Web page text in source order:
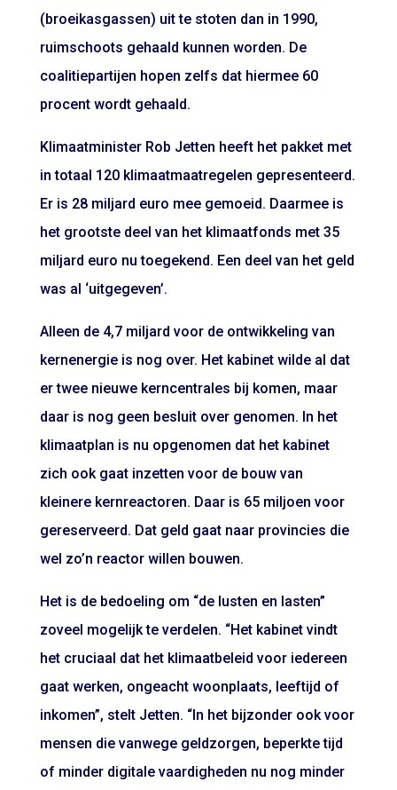
(broeikasgassen) uit te stoten dan in 1990,
ruimschoots gehaald kunnen worden. De
coalitiepartijen hopen zelfs dat hiermee 60
procent wordt gehaald.
Klimaatminister Rob Jetten heeft het pakket met
in totaal 120 klimaatmaatregelen gepresenteerd.
Er is 28 miljard euro mee gemoeid. Daarmee is
het grootste deel van het klimaatfonds met 35
miljard euro nu toegekend. Een deel van het geld
was al ‘uitgegeven’.
Alleen de 4,7 miljard voor de ontwikkeling van
kernenergie is nog over. Het kabinet wilde al dat
er twee nieuwe kerncentrales bij komen, maar
daar is nog geen besluit over genomen. In het
klimaatplan is nu opgenomen dat het kabinet
zich ook gaat inzetten voor de bouw van
kleinere kernreactoren. Daar is 65 miljoen voor
gereserveerd. Dat geld gaat naar provincies die
wel zo’n reactor willen bouwen.
Het is de bedoeling om “de lusten en lasten”
zoveel mogelijk te verdelen. “Het kabinet vindt
het cruciaal dat het klimaatbeleid voor iedereen
gaat werken, ongeacht woonplaats, leeftijd of
inkomen”, stelt Jetten. “In het bijzonder ook voor
mensen die vanwege geldzorgen, beperkte tijd
of minder digitale vaardigheden nu nog minder